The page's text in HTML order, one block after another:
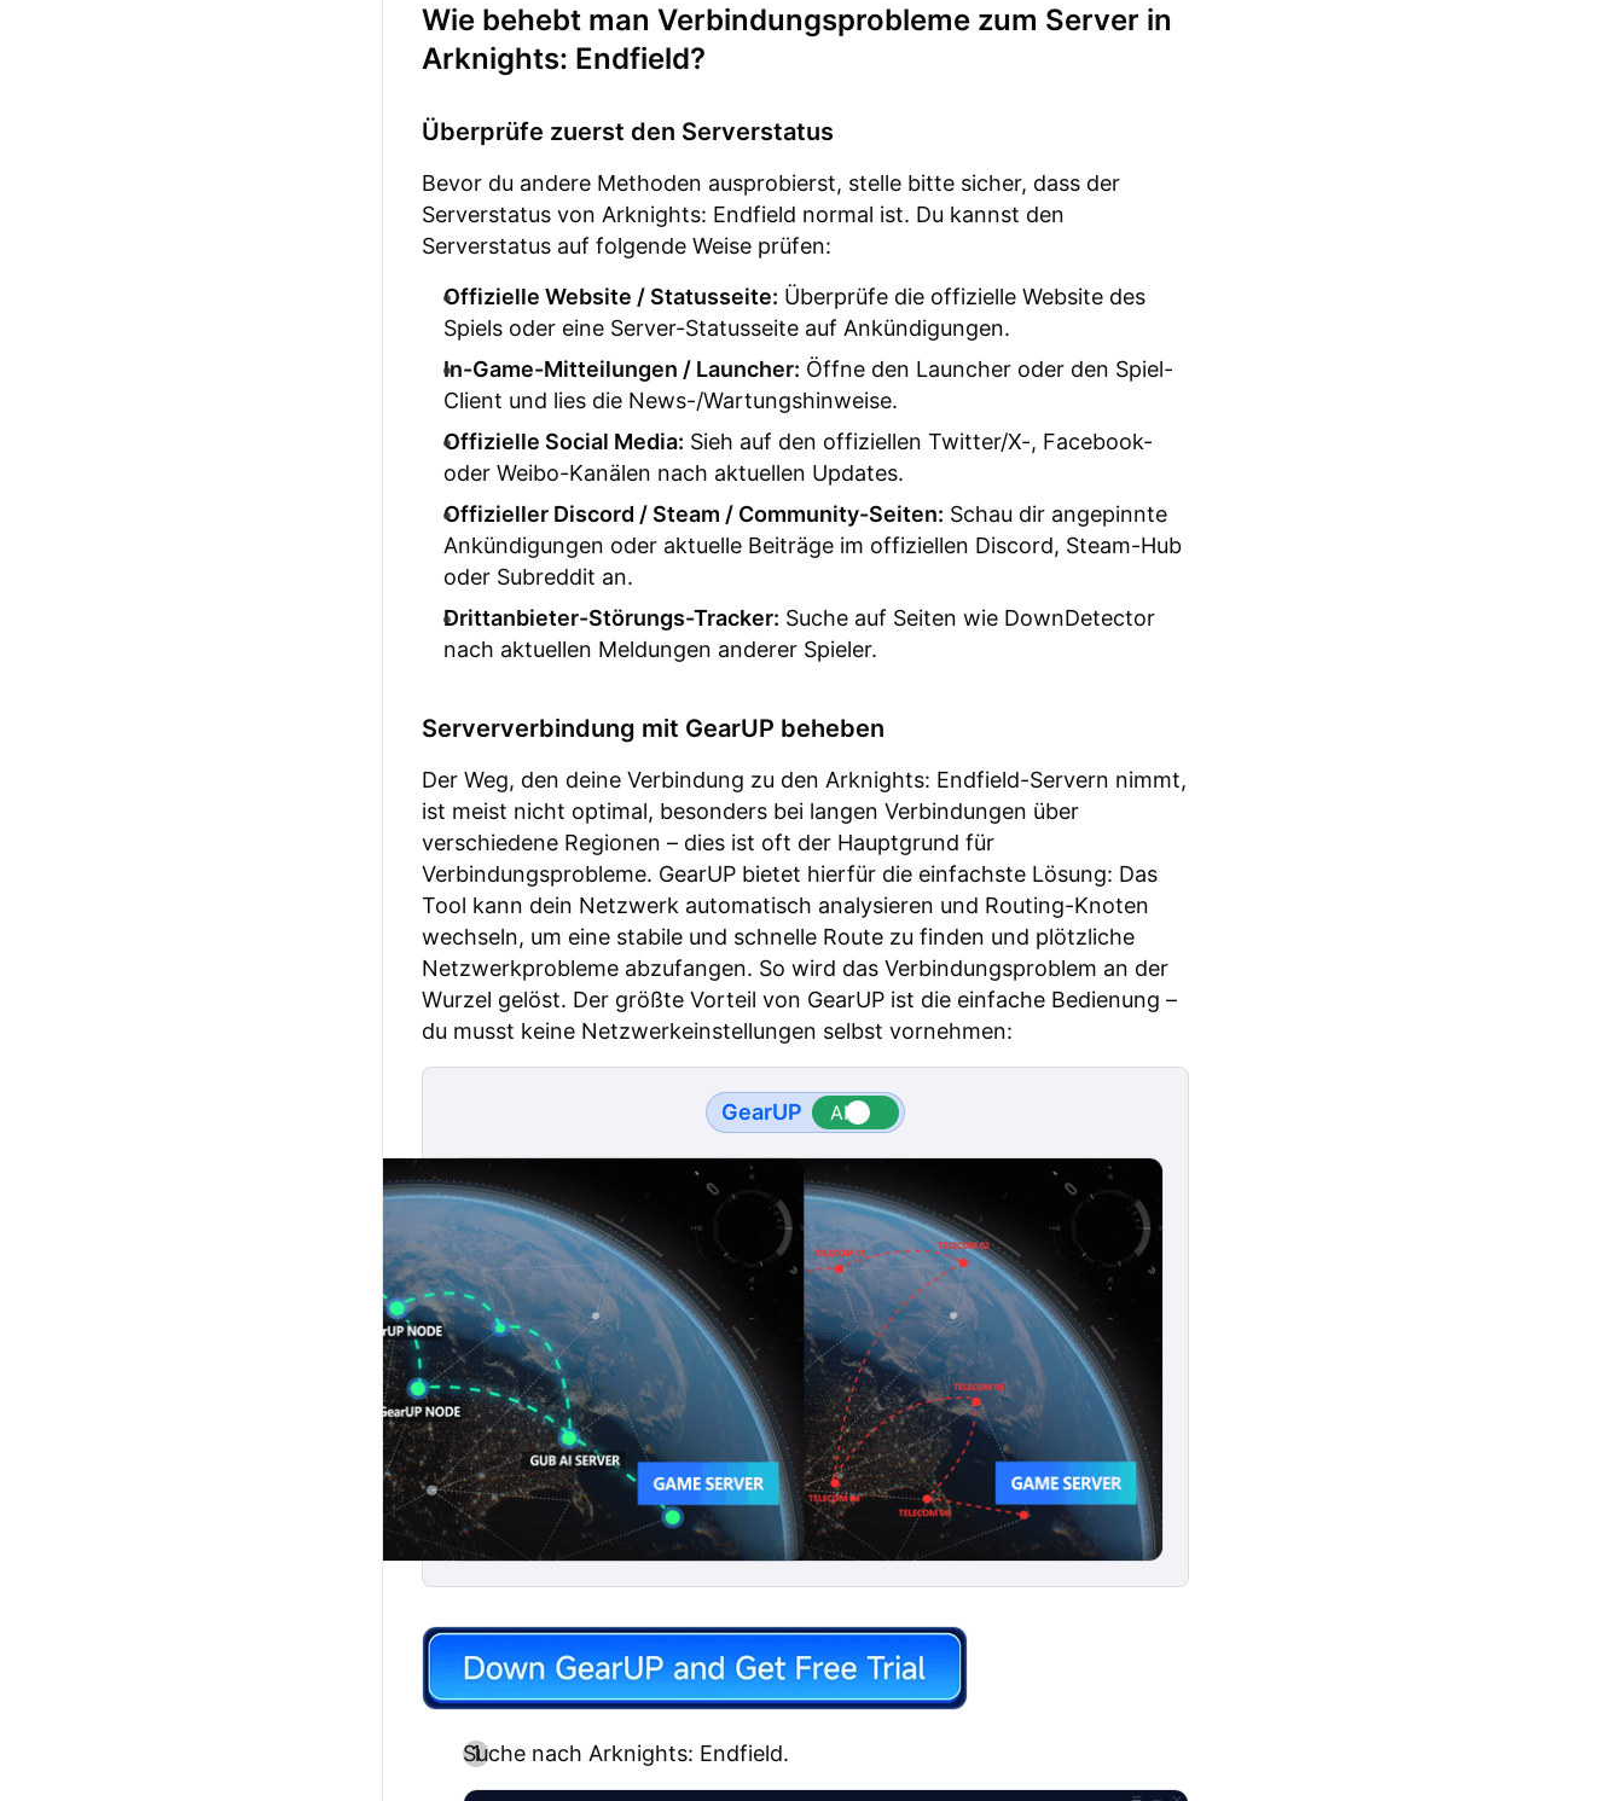
Wie behebt man Verbindungsprobleme zum Server in
Arknights: Endfield?
Überprüfe zuerst den Serverstatus
Bevor du andere Methoden ausprobierst, stelle bitte sicher, dass der
Serverstatus von Arknights: Endfield normal ist. Du kannst den
Serverstatus auf folgende Weise prüfen:
Offizielle Website / Statusseite: Überprüfe die offizielle Website des
Spiels oder eine Server-Statusseite auf Ankündigungen.
In-Game-Mitteilungen / Launcher: Öffne den Launcher oder den Spiel-
Client und lies die News-/Wartungshinweise.
Offizielle Social Media: Sieh auf den offiziellen Twitter/X-, Facebook-
oder Weibo-Kanälen nach aktuellen Updates.
Offizieller Discord / Steam / Community-Seiten: Schau dir angepinnte
Ankündigungen oder aktuelle Beiträge im offiziellen Discord, Steam-Hub
oder Subreddit an.
Drittanbieter-Störungs-Tracker: Suche auf Seiten wie DownDetector
nach aktuellen Meldungen anderer Spieler.
Serververbindung mit GearUP beheben
Der Weg, den deine Verbindung zu den Arknights: Endfield-Servern nimmt,
ist meist nicht optimal, besonders bei langen Verbindungen über
verschiedene Regionen – dies ist oft der Hauptgrund für
Verbindungsprobleme. GearUP bietet hierfür die einfachste Lösung: Das
Tool kann dein Netzwerk automatisch analysieren und Routing-Knoten
wechseln, um eine stabile und schnelle Route zu finden und plötzliche
Netzwerkprobleme abzufangen. So wird das Verbindungsproblem an der
Wurzel gelöst. Der größte Vorteil von GearUP ist die einfache Bedienung –
du musst keine Netzwerkeinstellungen selbst vornehmen:
GearUP
Suche nach Arknights: Endfield.